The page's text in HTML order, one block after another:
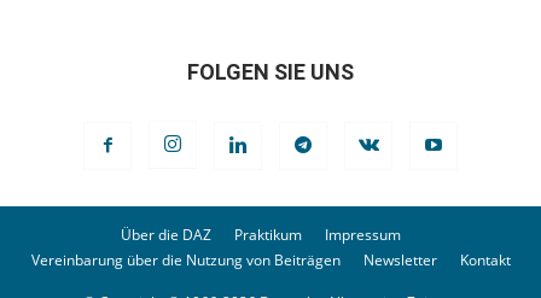
FOLGEN SIE UNS
Über die DAZ Praktikum
Impressum
Vereinbarung über die Nutzung von Beiträgen
Newsletter Kontakt